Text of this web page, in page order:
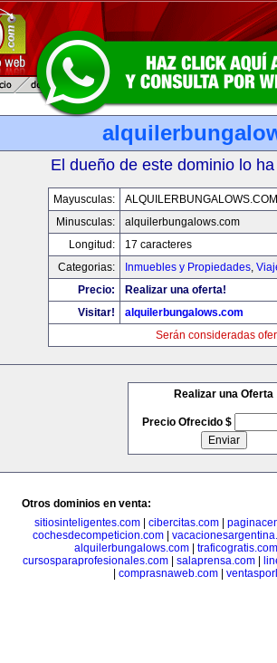
El dueño de este dominio lo
Mayusculas:
ALQUILERBUNGALOWS.COM
Minusculas:
alquilerbungalows.com
Longitud:
17 caracteres
Categorias:
Inmuebles y Propiedades,
Precio:
Realizar una oferta!
Visitar!
alquilerbungalows.com
Serán consideradas
Realizar una Oferta
Precio Ofrecido $
Otros dominios en venta:
sitiosinteligentes.com
cibercitas.com
cochesdecompeticion.com
alquilerbungalows.com| traficogratis.com
cursosparaprofesionales.com
salaprensa.com
comprasnaweb.com